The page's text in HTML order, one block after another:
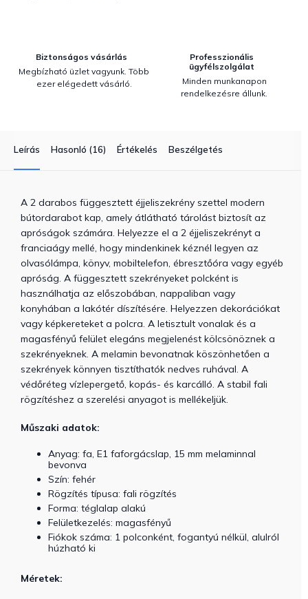
Biztonságos vásárlás
Megbízható üzlet vagyunk. Több
ezer elégedett vásárló.
Professzionális
ügyfélszolgálat
Minden munkanapon
rendelkezésre állunk.
Leírás Hasonló (16) Értékelés Beszélgetés
A 2 darabos függesztett éjjeliszekrény szettel modern
bútordarabot kap, amely átlátható tárolást biztosít az
apróságok számára. Helyezze el a 2 éjjeliszekrényt a
franciaágy mellé, hogy mindenkinek kéznél legyen az
olvasólámpa, könyv, mobiltelefon, ébresztőóra vagy egyéb
apróság. A függesztett szekrényeket polcként is
használhatja az előszobában, nappaliban vagy
konyhában a lakótér díszítésére. Helyezzen dekorációkat
vagy képkereteket a polcra. A letisztult vonalak és a
magasfényű felület elegáns megjelenést kölcsönöznek a
szekrényeknek. A melamin bevonatnak köszönhetően a
szekrények könnyen tisztíthatók nedves ruhával. A
védőréteg vízlepergető, kopás- és karcálló. A stabil fali
rögzítéshez a szerelési anyagot is mellékeljük.
Műszaki adatok:
Anyag: fa, E1 faforgácslap, 15 mm melaminnal
bevonva
Szín: fehér
Rögzítés típusa: fali rögzítés
Forma: téglalap alakú
Felületkezelés: magasfényű
Fiókok száma: 1 polconként, fogantyú nélkül, alulról
húzható ki
Méretek: